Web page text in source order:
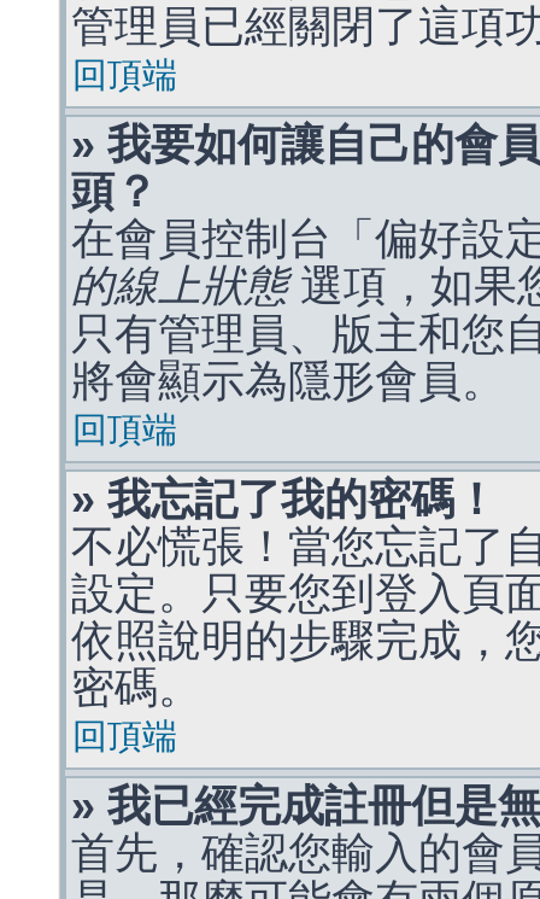
管理員已經關閉了這項
回頂端
» 我要如何讓自己的會
頭？
在會員控制台「偏好設
的線上狀態選項，如果
只有管理員、版主和您
將會顯示為隱形會員。
回頂端
» 我忘記了我的密碼！
不必慌張！當您忘記了
設定。只要您到登入頁
依照說明的步驟完成，
密碼。
回頂端
» 我已經完成註冊但是
首先，確認您輸入的會